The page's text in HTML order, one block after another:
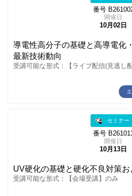
番号
開催日
10月02日
導電性高分子の基礎と高導電化
最新技術動向
受講可能な形式：【ライブ配信(見逃し
セミナー
番号
開催日
10月13日
UV硬化の基礎と硬化不良対策
受講可能な形式：【会場受講】のみ